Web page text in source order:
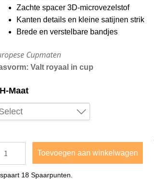
Zachte spacer 3D-microvezelstof
Kanten details en kleine satijnen strik
Brede en verstelbare bandjes
Cupmaten
Valt royaal in cup
Maat
85B
Toevoegen aan winkelwagen
18Spaarpunten.